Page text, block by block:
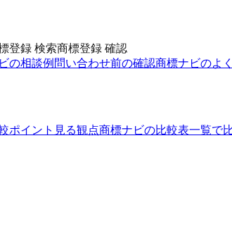
登録 検索商標登録 確認
の相談例 問い合わせ前の確認商標ナビのよ
ポイント 見る観点商標ナビの比較表一覧で